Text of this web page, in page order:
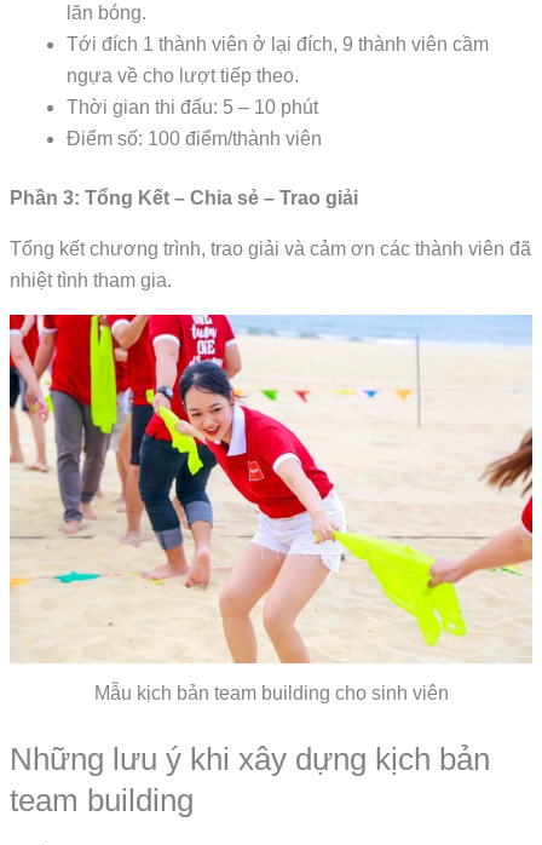
lăn bóng.
Tới đích 1 thành viên ở lại đích, 9 thành viên cầm
ngựa về cho lượt tiếp theo.
Thời gian thi đấu: 5 – 10 phút
Điểm số: 100 điểm/thành viên
Phần 3: Tổng Kết – Chia sẻ – Trao giải
Tổng kết chương trình, trao giải và cảm ơn các thành viên đã
nhiệt tình tham gia.
Mẫu kịch bản team building cho sinh viên
Những lưu ý khi xây dựng kịch bản
team building